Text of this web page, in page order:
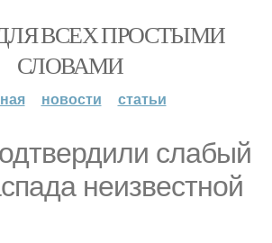
ВСЕХ ПРОСТЫМИ
СЛОВАМИ
новости статьи
слабый
неизвестной